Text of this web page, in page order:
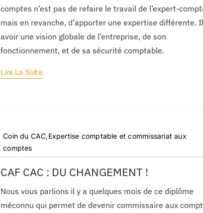
comptes n’est pas de refaire le travail de l’expert-
mais en revanche, d’apporter une expertise différente.
avoir une vision globale de l’entreprise, de son
fonctionnement, et de sa sécurité comptable.
Lire La Suite
Coin du CAC,Expertise comptable et commissariat aux
comptes
CAF CAC : DU CHANGEMENT !
Nous vous parlions il y a quelques mois de ce diplôme
méconnu qui permet de devenir commissaire aux